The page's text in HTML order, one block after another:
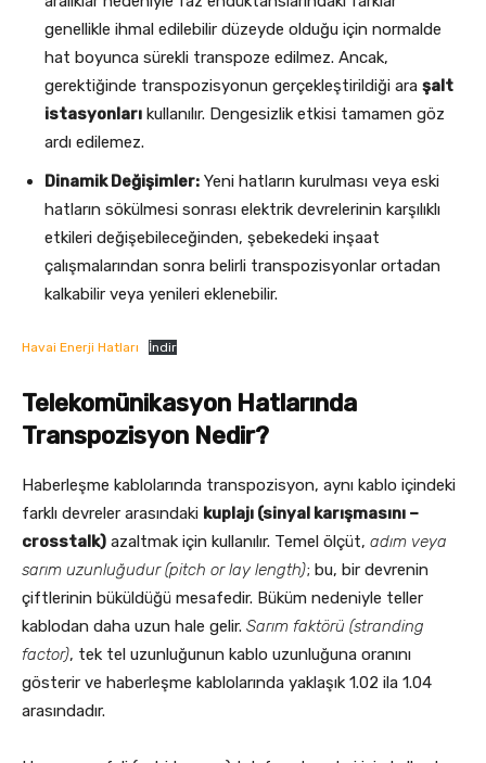
genellikle ihmal edilebilir düzeyde olduğu için normalde
hat boyunca sürekli transpoze edilmez. Ancak,
gerektiğinde transpozisyonun gerçekleştirildiği ara şalt
istasyonları kullanılır. Dengesizlik etkisi tamamen göz
ardı edilemez.
Dinamik Değişimler: Yeni hatların kurulması veya eski
hatların sökülmesi sonrası elektrik devrelerinin karşılıklı
etkileri değişebileceğinden, şebekedeki inşaat
çalışmalarından sonra belirli transpozisyonlar ortadan
kalkabilir veya yenileri eklenebilir.
Havai Enerji Hatları İndir
Telekomünikasyon Hatlarında
Transpozisyon Nedir?
Haberleşme kablolarında transpozisyon, aynı kablo içindeki
farklı devreler arasındaki kuplajı (sinyal karışmasını –
crosstalk) azaltmak için kullanılır. Temel ölçüt, adım veya
sarım uzunluğudur (pitch or lay length); bu, bir devrenin
çiftlerinin büküldüğü mesafedir. Büküm nedeniyle teller
kablodan daha uzun hale gelir. Sarım faktörü (stranding
factor), tek tel uzunluğunun kablo uzunluğuna oranını
gösterir ve haberleşme kablolarında yaklaşık 1.02 ila 1.04
arasındadır.